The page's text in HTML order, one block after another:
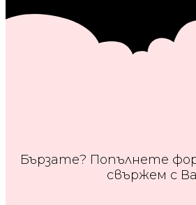
Бързате? Попълнете
свържем с